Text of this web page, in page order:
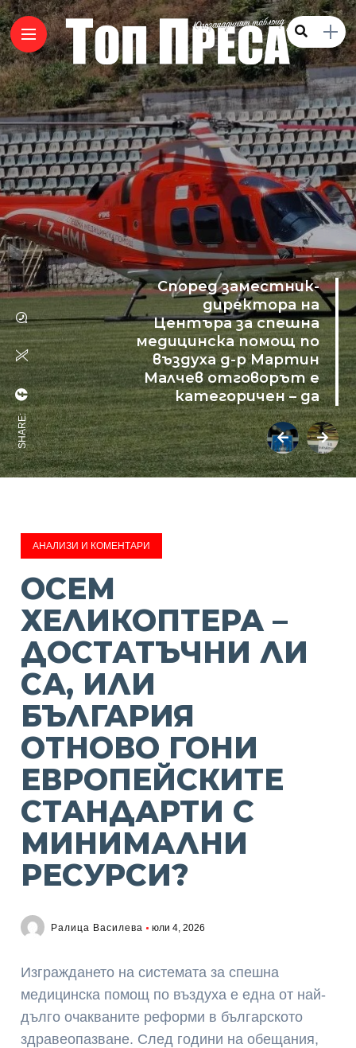
Според заместник-
директора на
Центъра за спешна
медицинска помощ по
въздуха д-р Мартин
Малчев отговорът е
категоричен – да
SHARE:
АНАЛИЗИ И КОМЕНТАРИ
ОСЕМ
ХЕЛИКОПТЕРА –
ДОСТАТЪЧНИ ЛИ
СА, ИЛИ
БЪЛГАРИЯ
ОТНОВО ГОНИ
ЕВРОПЕЙСКИТЕ
СТАНДАРТИ С
МИНИМАЛНИ
РЕСУРСИ?
Ралица Василева юли 4, 2026
Изграждането на системата за спешна
медицинска помощ по въздуха е една от най-
дълго очакваните реформи в българското
здравеопазване. След години на обещания,